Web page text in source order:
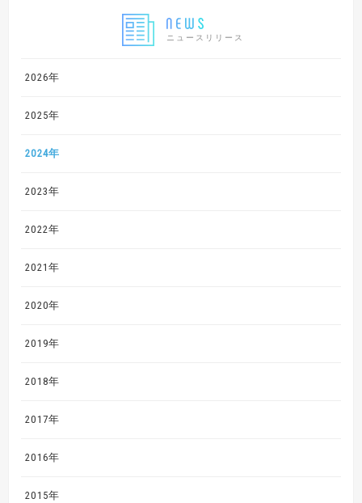
ニュースリリース
2026年
2025年
2024年
2023年
2022年
2021年
2020年
2019年
2018年
2017年
2016年
2015年